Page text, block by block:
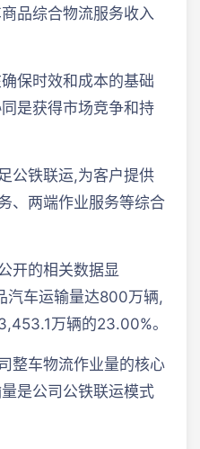
品综合物流服务收入
保时效和成本的基础
是获得市场竞争和持
公铁联运,为客户提供
、两端作业服务等综合
开的相关数据显
汽车运输量达800万辆,
万辆的23.00%。
整车物流作业量的核心
是公司公铁联运模式